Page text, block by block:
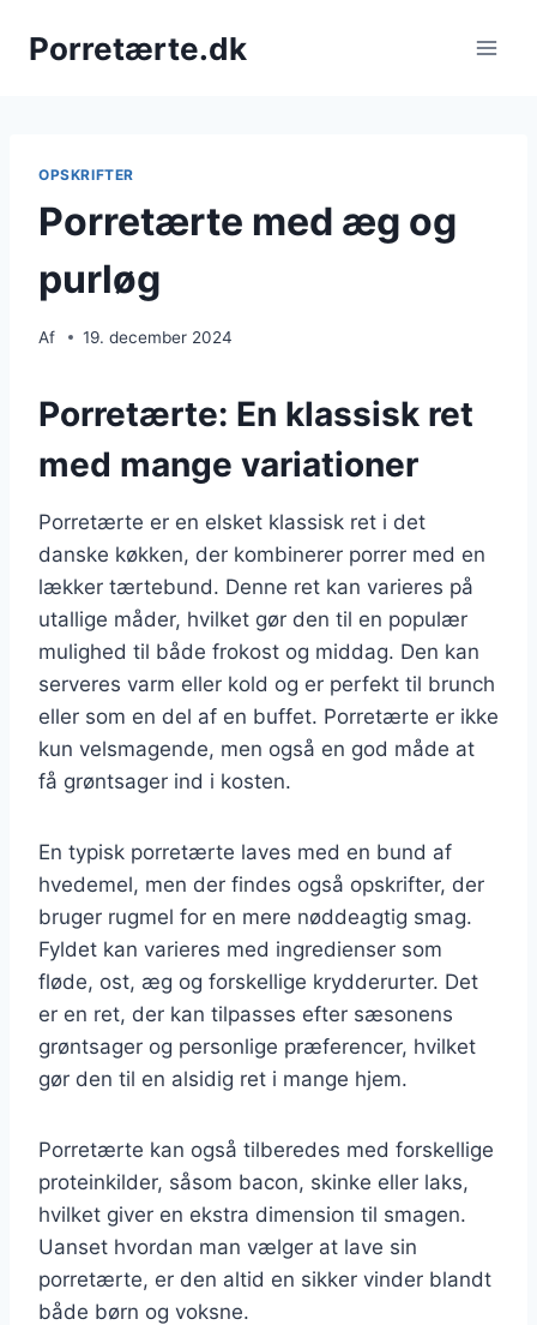
Porretærte.dk
OPSKRIFTER
Porretærte med æg og
purløg
Af 19. december 2024
Porretærte: En klassisk ret
med mange variationer
Porretærte er en elsket klassisk ret i det
danske køkken, der kombinerer porrer med en
lækker tærtebund. Denne ret kan varieres på
utallige måder, hvilket gør den til en populær
mulighed til både frokost og middag. Den kan
serveres varm eller kold og er perfekt til brunch
eller som en del af en buffet. Porretærte er ikke
kun velsmagende, men også en god måde at
få grøntsager ind i kosten.
En typisk porretærte laves med en bund af
hvedemel, men der findes også opskrifter, der
bruger rugmel for en mere nøddeagtig smag.
Fyldet kan varieres med ingredienser som
fløde, ost, æg og forskellige krydderurter. Det
er en ret, der kan tilpasses efter sæsonens
grøntsager og personlige præferencer, hvilket
gør den til en alsidig ret i mange hjem.
Porretærte kan også tilberedes med forskellige
proteinkilder, såsom bacon, skinke eller laks,
hvilket giver en ekstra dimension til smagen.
Uanset hvordan man vælger at lave sin
porretærte, er den altid en sikker vinder blandt
både børn og voksne.